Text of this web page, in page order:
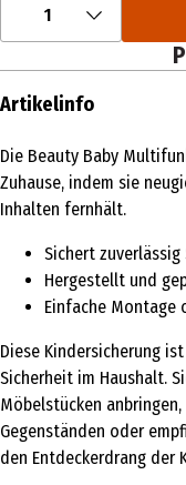
1
Artikelinfo
Die Beauty Baby
Zuhause, indem sie
Inhalten fernhält.
Sichert zuverlässig
Hergestellt und
Einfache Montage
Diese Kindersicherung
Sicherheit im Haushalt.
Möbelstücken
Gegenständen oder
den Entdeckerdrang der